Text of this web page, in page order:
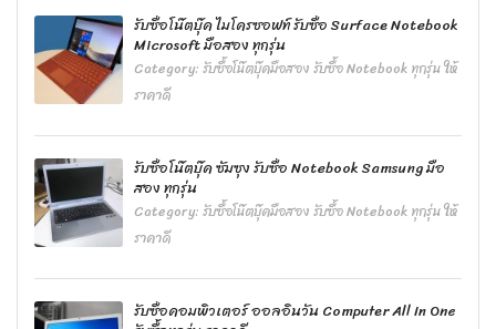
รับซื้อโน๊ตบุ๊ค ไมโครซอฟท์ รับซื้อ Surface Notebook
Microsoft มือสอง ทุกรุ่น
Category:รับซื้อโน๊ตบุ๊คมือสอง รับซื้อ Notebook ทุกรุ่น ให้
ราคาดี
รับซื้อโน๊ตบุ๊ค ซัมซุง รับซื้อ Notebook Samsung มือ
สอง ทุกรุ่น
Category:รับซื้อโน๊ตบุ๊คมือสอง รับซื้อ Notebook ทุกรุ่น ให้
ราคาดี
รับซื้อคอมพิวเตอร์ ออลอินวัน Computer All In One